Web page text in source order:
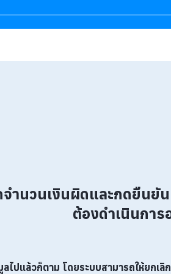
นวนเงินผิดและกดยืนยัน
ต้องดำเนินการ
ไปแล้วก็ตาม โดยระบบสามารถให้ยก